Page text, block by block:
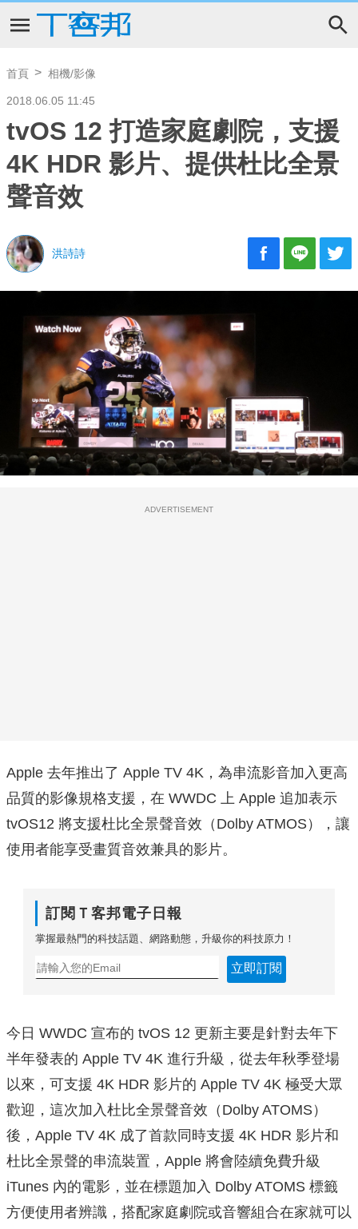
首頁 相機/影像
2018.06.05 11:45
tvOS 12 打造家庭劇院，支援
4K HDR 影片、提供杜比全景
聲音效
洪詩詩
ADVERTISEMENT
Apple 去年推出了 Apple TV 4K，為串流影音加入更高
品質的影像規格支援，在 WWDC 上 Apple 追加表示
tvOS12 將支援杜比全景聲音效（Dolby ATMOS），讓
使用者能享受畫質音效兼具的影片。
訂閱Ｔ客邦電子日報
掌握最熱門的科技話題、網路動態，升級你的科技原力！
立即訂閱
今日 WWDC 宣布的 tvOS 12 更新主要是針對去年下
半年發表的 Apple TV 4K 進行升級，從去年秋季登場
以來，可支援 4K HDR 影片的 Apple TV 4K 極受大眾
歡迎，這次加入杜比全景聲音效（Dolby ATOMS）
後，Apple TV 4K 成了首款同時支援 4K HDR 影片和
杜比全景聲的串流裝置，Apple 將會陸續免費升級
iTunes 內的電影，並在標題加入 Dolby ATOMS 標籤
方便使用者辨識，搭配家庭劇院或音響組合在家就可以